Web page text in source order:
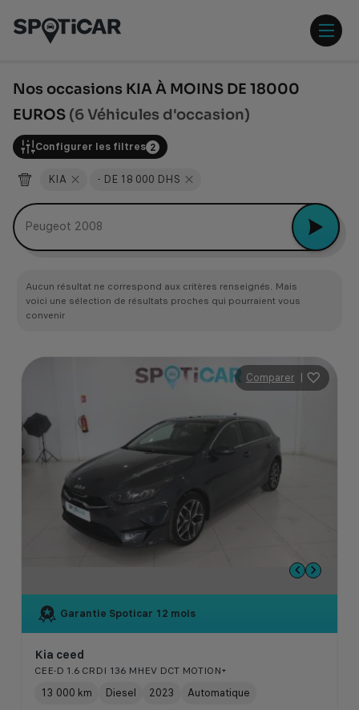
contenu
pied
Nos occasions KIA À MOINS DE 18000
EUROS (6 Véhicules d'occasion)
Configurer les filtres 2
KIA - DE 18 000 DHS
Aucun résultat ne correspond aux critères renseignés. Mais
voici une sélection de résultats proches qui pourraient vous
convenir
Comparer |
Garantie Spoticar 12 mois
Kia ceed
CEE-D 1.6 CRDI 136 MHEV DCT MOTION+
13 000 km Diesel 2023 Automatique